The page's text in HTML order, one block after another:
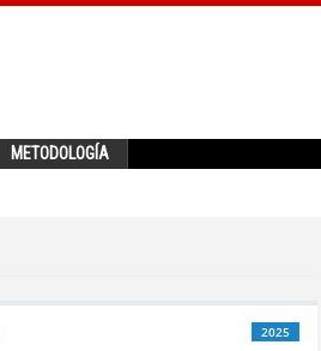
METODOLOGÍA
2025